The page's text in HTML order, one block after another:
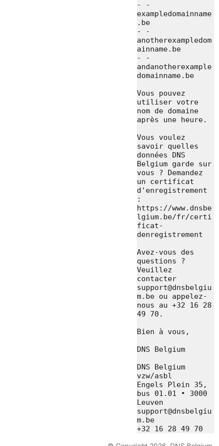
- -
exampledomainname
.be
- -
anotherexampledom
ainname.be
- -
andanotherexample
domainname.be
Vous pouvez
utiliser votre
nom de domaine
après une heure.
Vous voulez
savoir quelles
données DNS
Belgium garde sur
vous ? Demandez
un certificat
d'enregistrement
:
https://www.dnsbe
lgium.be/fr/certi
ficat-
denregistrement
Avez-vous des
questions ?
Veuillez
contacter
support@dnsbelgiu
m.be ou appelez-
nous au +32 16 28
49 70.
Bien à vous,
DNS Belgium
DNS Belgium
vzw/asbl
Engels Plein 35,
bus 01.01 • 3000
Leuven
support@dnsbelgiu
m.be